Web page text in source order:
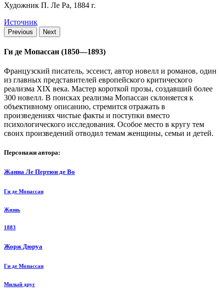
Художник П. Ле Ра, 1884 г.
Источник
Previous Next
Ги де Мопассан (1850—1893)
Французский писатель, эссеист, автор новелл и романов, один
из главных представителей европейского критического
реализма XIX века. Мастер короткой прозы, создавший более
300 новелл. В поисках реализма Мопассан склоняется к
объективному описанию, стремится отражать в
произведениях чистые факты и поступки вместо
психологического исследования. Особое место в кругу тем
своих произведений отводил темам женщины, семьи и детей.
Персонажи автора:
Жанна Ле Пертюи де Во
Ги де Мопассан
Жизнь
1883
Жорж Дюруа
Ги де Мопассан
Милый друг